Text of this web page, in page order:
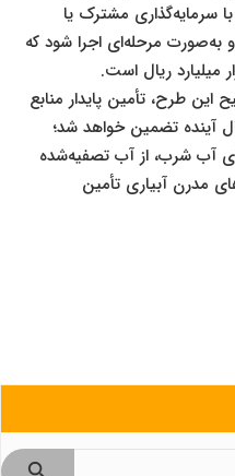
با سرمایه‌گذاری مشترک یا
و به‌صورت مرحله‌ای اجرا شود که
طرح، تأمین پایدار منابع
فضای سبز شهری تا ۲۰ سال آینده تضمین خواهد شد؛
آب شرب، از آب تصفیه‌شده
مدرن آبیاری تأمین